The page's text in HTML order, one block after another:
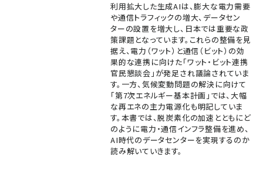
利用拡大した生成AIは、膨大な電力需要
や通信トラフィックの増大、データセン
ターの設置を増大し、日本では重要な政
策課題となっています。これらの整備を見
据え、電力（ワット）と通信（ビット）の効
果的な連携に向けた「ワット・ビット連携
官民懇談会」が発足され議論されていま
す。一方、気候変動問題の解決に向けて
「第7次エネルギー基本計画」では、大幅
な再エネの主力電源化も明記していま
す。本書では、脱炭素化の加速とともにど
のように電力・通信インフラ整備を進め、
AI時代のデータセンターを実現するのか
読み解いていきます。